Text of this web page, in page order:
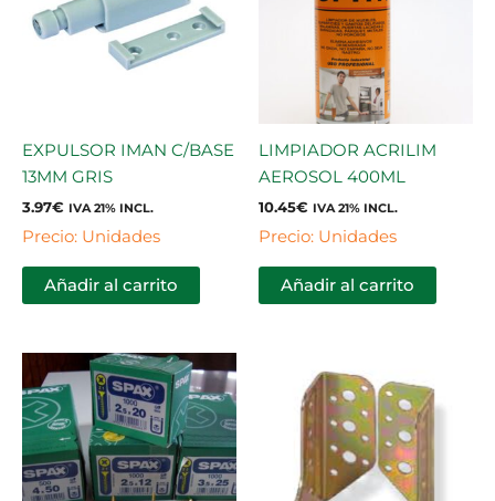
EXPULSOR IMAN C/BASE
13MM GRIS
3.97€ IVA 21% INCL.
Precio: Unidades
Añadir al carrito
LIMPIADOR ACRILIM
AEROSOL 400ML
10.45€ IVA 21% INCL.
Precio: Unidades
Añadir al carrito